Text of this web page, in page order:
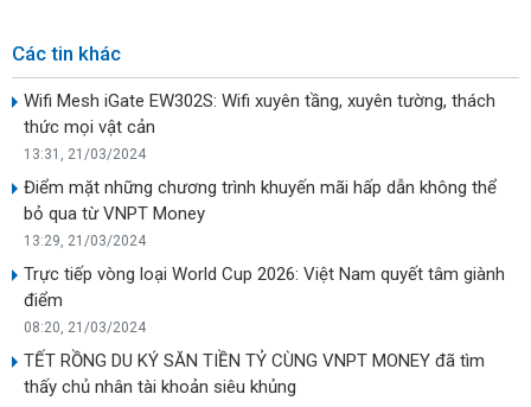
Các tin khác
Wifi Mesh iGate EW302S: Wifi xuyên tầng, xuyên tường, thách
thức mọi vật cản
13:31, 21/03/2024
Điểm mặt những chương trình khuyến mãi hấp dẫn không thể
bỏ qua từ VNPT Money
13:29, 21/03/2024
Trực tiếp vòng loại World Cup 2026: Việt Nam quyết tâm giành
điểm
08:20, 21/03/2024
TẾT RỒNG DU KÝ SĂN TIỀN TỶ CÙNG VNPT MONEY đã tìm
thấy chủ nhân tài khoản siêu khủng